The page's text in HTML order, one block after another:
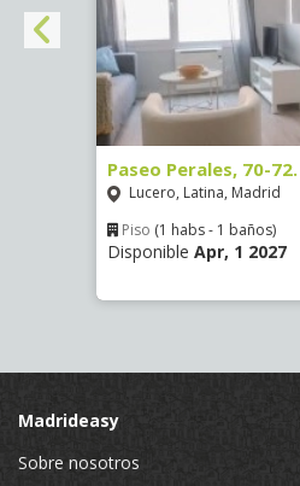
Paseo Perales, 70-
Lucero, Latina, Madrid
Piso (1 habs - 1 baños)
Disponible Apr, 1 2027
Madrideasy
Sobre nosotros